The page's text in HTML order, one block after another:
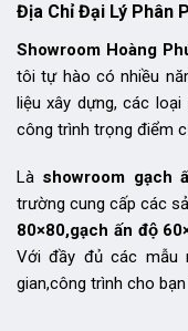
Địa Chỉ Đại Lý Phân
Showroom Hoàng
tôi tự hào có nhiều
liệu xây dựng, các loại
công trình trọng điểm
Là showroom gạch
trường cung cấp các
80×80,gạch ấn độ
Với đầy đủ các mẫu
gian,công trình cho